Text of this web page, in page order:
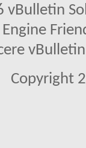
Engine
Copyright